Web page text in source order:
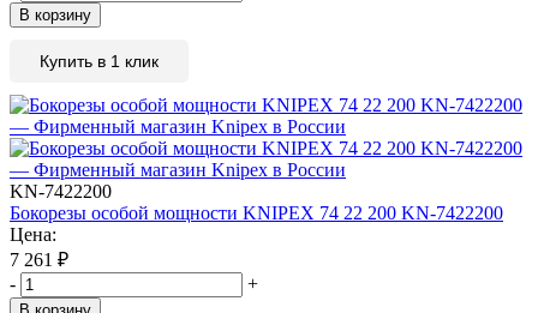
В корзину
Купить в 1 клик
KN-7422200
Бокорезы особой мощности KNIPEX 74 22 200 KN-7422200
Цена:
7 261 ₽
-
+